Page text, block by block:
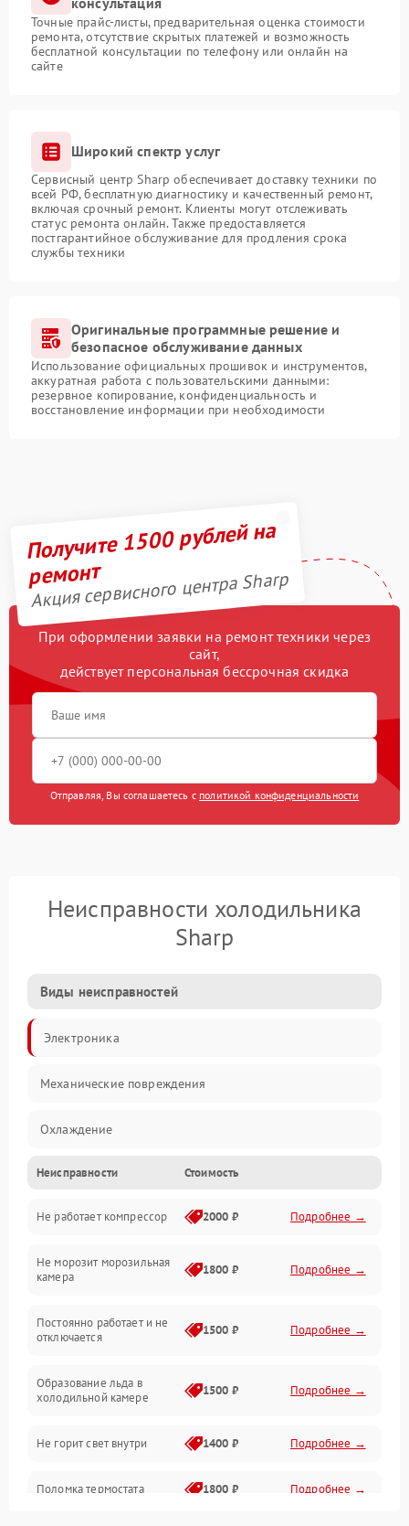
Точные прайс-листы, предварительная оценка стоимости
ремонта, отсутствие скрытых платежей и возможность
бесплатной консультации по телефону или онлайн на
сайте
Широкий спектр услуг
Сервисный центр Sharp обеспечивает доставку техники по
всей РФ, бесплатную диагностику и качественный ремонт,
включая срочный ремонт. Клиенты могут отслеживать
статус ремонта онлайн. Также предоставляется
постгарантийное обслуживание для продления срока
службы техники
Оригинальные программные решение и
безопасное обслуживание данных
Использование официальных прошивок и инструментов,
аккуратная работа с пользовательскими данными:
резервное копирование, конфиденциальность и
восстановление информации при необходимости
Получите 1500 рублей на
ремонт
Акция сервисного центра Sharp
При оформлении заявки на ремонт техники через
сайт,
действует персональная бессрочная скидка
Отправляя, Вы соглашаетесь с политикой конфиденциальности
Неисправности холодильника
Sharp
Виды неисправностей
Электроника
Механические повреждения
Охлаждение
Механика
Электропитание
Дренаж
Неисправности Стоимость
Не работает компрессор 2000 ₽ Подробнее →
Не морозит морозильная
камера
1800 ₽ Подробнее →
Постоянно работает и не
отключается
1500 ₽ Подробнее →
Образование льда в
холодильной камере
1500 ₽ Подробнее →
Не горит свет внутри 1400 ₽ Подробнее →
Поломка термостата 1800 ₽ Подробнее →